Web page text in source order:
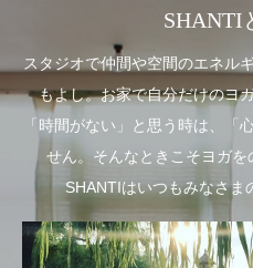
SHANTI
スタジオで仲間や空間のエネル
もよし。お家で自分だけのヨ
「時間がない」と思う時は、「
せん。そんなときこそヨガを
SHANTIはいつもみなさま